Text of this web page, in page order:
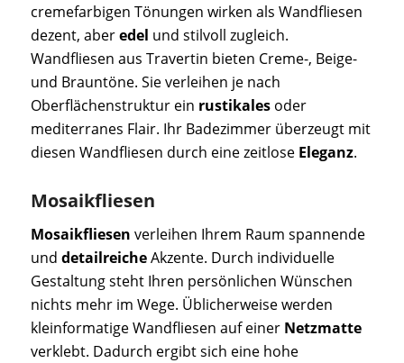
cremefarbigen Tönungen wirken als Wandfliesen
dezent, aberedel und stilvoll zugleich.
Wandfliesen aus Travertin bieten Creme-, Beige-
und Brauntöne. Sie verleihen je nach
Oberflächenstruktur ein rustikalesoder
mediterranes Flair. Ihr Badezimmer überzeugt mit
diesen Wandfliesen durch eine zeitlose Eleganz.
Mosaikfliesen
Mosaikfliesen verleihen Ihrem Raum spannende
und detailreicheAkzente. Durch individuelle
Gestaltung steht Ihren persönlichen Wünschen
nichts mehr im Wege. Üblicherweise werden
kleinformatige Wandfliesen auf einer Netzmatte
verklebt. Dadurch ergibt sich eine hohe